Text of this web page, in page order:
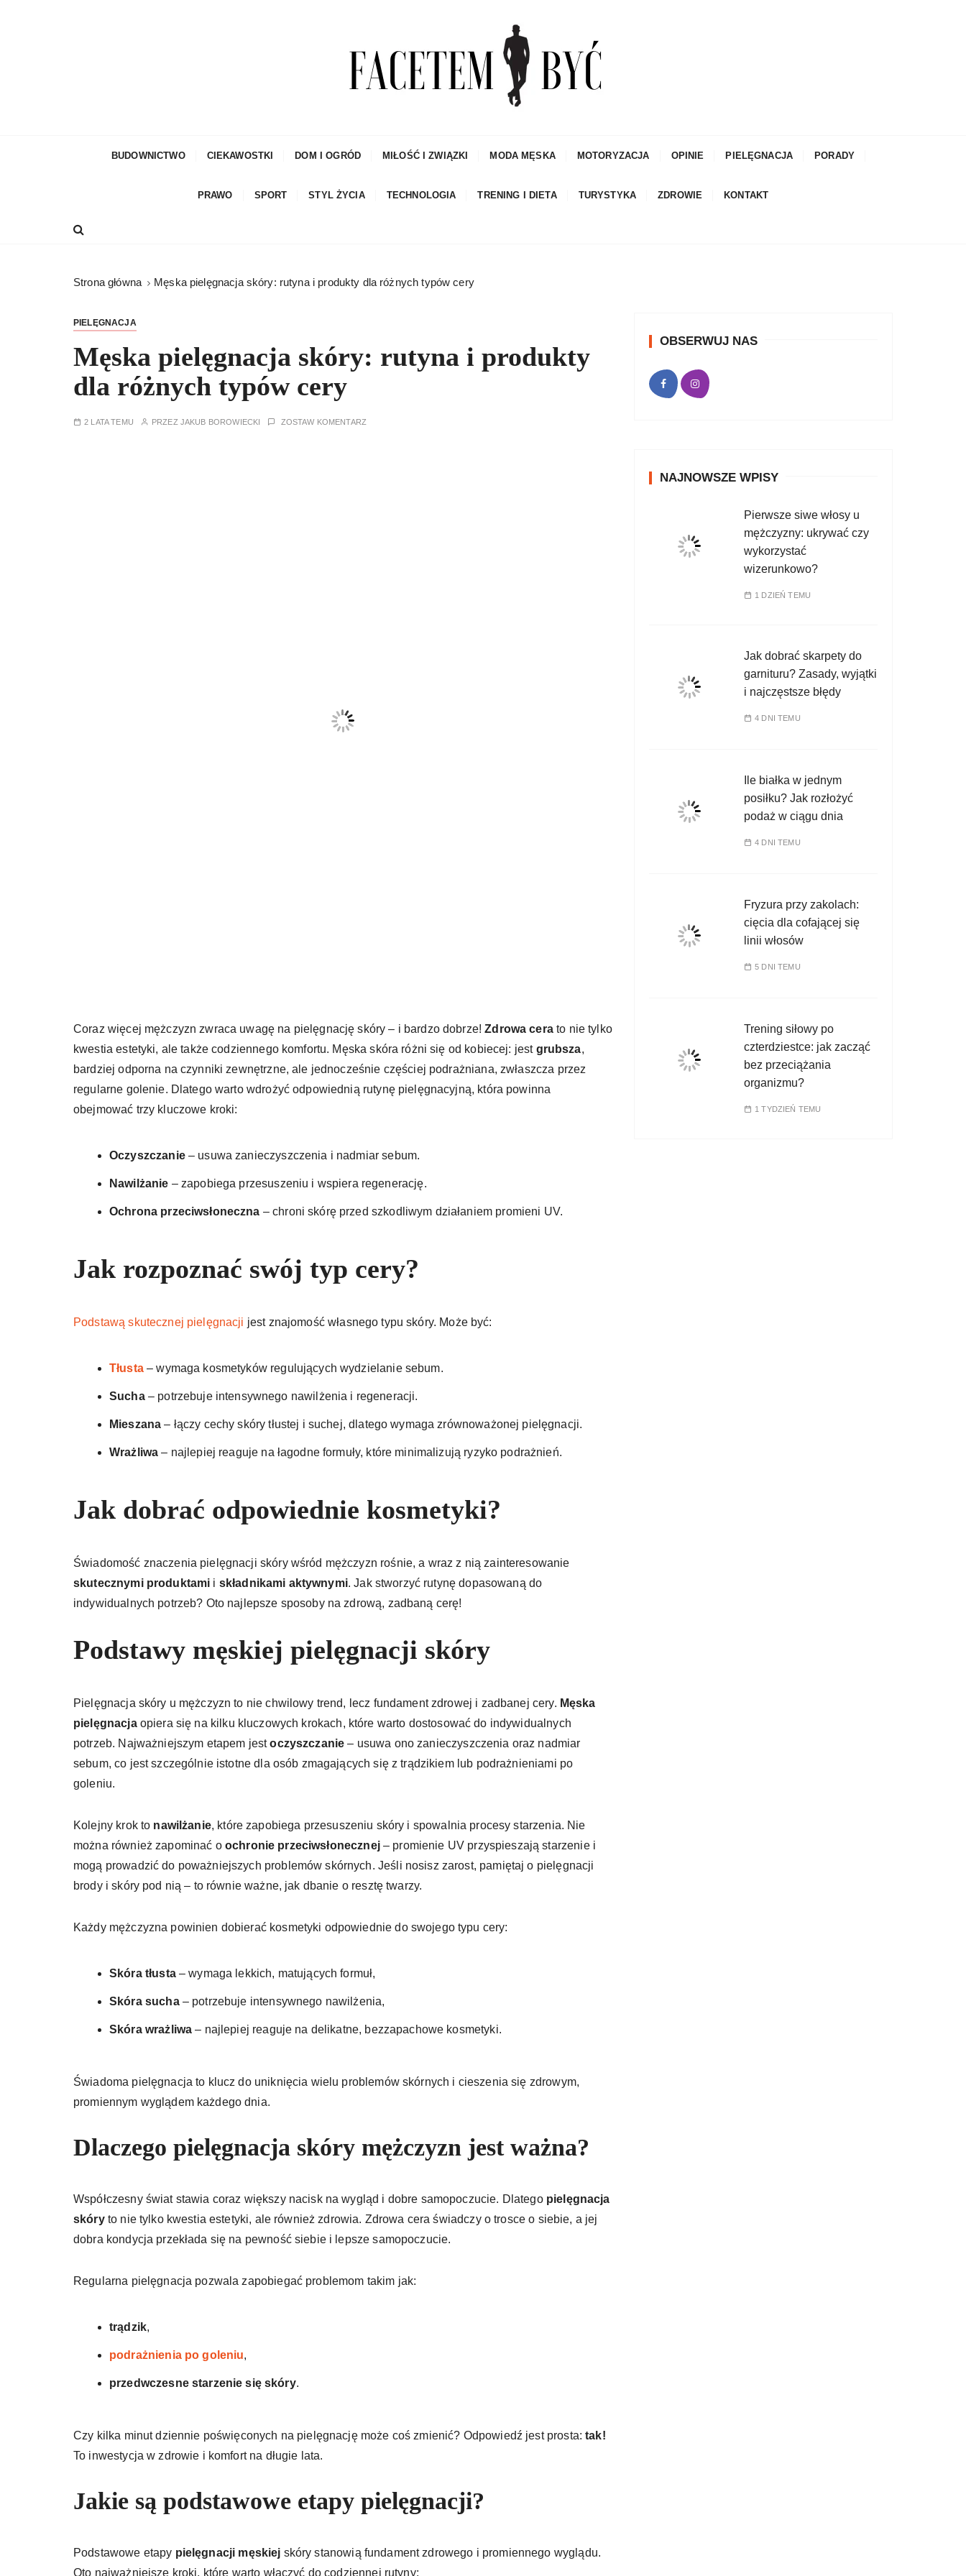
Facetem Być
BUDOWNICTWO CIEKAWOSTKI DOM I OGRÓD MIŁOŚĆ I ZWIĄZKI MODA MĘSKA MOTORYZACJA OPINIE PIELĘGNACJA PORADY
PRAWO SPORT STYL ŻYCIA TECHNOLOGIA TRENING I DIETA TURYSTYKA ZDROWIE KONTAKT
Strona główna Męska pielęgnacja skóry: rutyna i produkty dla różnych typów cery
PIELĘGNACJA
Męska pielęgnacja skóry: rutyna i produkty
dla różnych typów cery
2 LATA TEMU PRZEZ JAKUB BOROWIECKI ZOSTAW KOMENTARZ
Coraz więcej mężczyzn zwraca uwagę na pielęgnację skóry – i bardzo dobrze!Zdrowa cerato nie tylko
kwestia estetyki, ale także codziennego komfortu. Męska skóra różni się od kobiecej: jest grubsza,
bardziej odporna na czynniki zewnętrzne, ale jednocześnie częściej podrażniana, zwłaszcza przez
regularne golenie. Dlatego warto wdrożyć odpowiednią rutynę pielęgnacyjną, która powinna
obejmować trzy kluczowe kroki:
Oczyszczanie– usuwa zanieczyszczenia i nadmiar sebum.
Nawilżanie – zapobiega przesuszeniu i wspiera regenerację.
Ochrona przeciwsłoneczna – chroni skórę przed szkodliwym działaniem promieni UV.
Jak rozpoznać swój typ cery?
Podstawą skutecznej pielęgnacji jest znajomość własnego typu skóry. Może być:
Tłusta – wymaga kosmetyków regulujących wydzielanie sebum.
Sucha– potrzebuje intensywnego nawilżenia i regeneracji.
Mieszana – łączy cechy skóry tłustej i suchej, dlatego wymaga zrównoważonej pielęgnacji.
Wrażliwa – najlepiej reaguje na łagodne formuły, które minimalizują ryzyko podrażnień.
Jak dobrać odpowiednie kosmetyki?
Świadomość znaczenia pielęgnacji skóry wśród mężczyzn rośnie, a wraz z nią zainteresowanie
skutecznymi produktami i składnikami aktywnymi. Jak stworzyć rutynę dopasowaną do
indywidualnych potrzeb? Oto najlepsze sposoby na zdrową, zadbaną cerę!
Podstawy męskiej pielęgnacji skóry
Pielęgnacja skóry u mężczyzn to nie chwilowy trend, lecz fundament zdrowej i zadbanej cery. Męska
pielęgnacjaopiera się na kilku kluczowych krokach, które warto dostosować do indywidualnych
potrzeb. Najważniejszym etapem jestoczyszczanie – usuwa ono zanieczyszczenia oraz nadmiar
sebum, co jest szczególnie istotne dla osób zmagających się z trądzikiem lub podrażnieniami po
goleniu.
Kolejny krok to nawilżanie, które zapobiega przesuszeniu skóry i spowalnia procesy starzenia. Nie
można również zapominać o ochronie przeciwsłonecznej– promienie UV przyspieszają starzenie i
mogą prowadzić do poważniejszych problemów skórnych. Jeśli nosisz zarost, pamiętaj o pielęgnacji
brody i skóry pod nią – to równie ważne, jak dbanie o resztę twarzy.
Każdy mężczyzna powinien dobierać kosmetyki odpowiednie do swojego typu cery:
Skóra tłusta– wymaga lekkich, matujących formuł,
Skóra sucha– potrzebuje intensywnego nawilżenia,
Skóra wrażliwa – najlepiej reaguje na delikatne, bezzapachowe kosmetyki.
Świadoma pielęgnacja to klucz do uniknięcia wielu problemów skórnych i cieszenia się zdrowym,
promiennym wyglądem każdego dnia.
Dlaczego pielęgnacja skóry mężczyzn jest ważna?
Współczesny świat stawia coraz większy nacisk na wygląd i dobre samopoczucie. Dlatego pielęgnacja
skóryto nie tylko kwestia estetyki, ale również zdrowia. Zdrowa cera świadczy o trosce o siebie, a jej
dobra kondycja przekłada się na pewność siebie i lepsze samopoczucie.
Regularna pielęgnacja pozwala zapobiegać problemom takim jak:
trądzik,
podrażnienia po goleniu,
przedwczesne starzenie się skóry.
Czy kilka minut dziennie poświęconych na pielęgnację może coś zmienić? Odpowiedź jest prosta:tak!
To inwestycja w zdrowie i komfort na długie lata.
Jakie są podstawowe etapy pielęgnacji?
Podstawowe etapy pielęgnacji męskiej skóry stanowią fundament zdrowego i promiennego wyglądu.
Oto najważniejsze kroki, które warto włączyć do codziennej rutyny:
OBSERWUJ NAS
NAJNOWSZE WPISY
Pierwsze siwe włosy u
mężczyzny: ukrywać czy
wykorzystać
wizerunkowo?
1 DZIEŃ TEMU
Jak dobrać skarpety do
garnituru? Zasady, wyjątki
i najczęstsze błędy
4 DNI TEMU
Ile białka w jednym
posiłku? Jak rozłożyć
podaż w ciągu dnia
4 DNI TEMU
Fryzura przy zakolach:
cięcia dla cofającej się
linii włosów
5 DNI TEMU
Trening siłowy po
czterdziestce: jak zacząć
bez przeciążania
organizmu?
1 TYDZIEŃ TEMU